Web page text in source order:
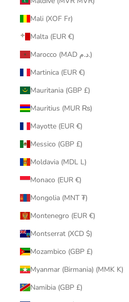
Mali (XOF Fr)
Malta (EUR €)
Marocco (MAD د.م.)
Martinica (EUR €)
Mauritania (GBP £)
Mauritius (MUR ₨)
Mayotte (EUR €)
Messico (GBP £)
Moldavia (MDL L)
Monaco (EUR €)
Mongolia (MNT ₮)
Montenegro (EUR €)
Montserrat (XCD $)
Mozambico (GBP £)
Myanmar (Birmania) (MMK K)
Namibia (GBP £)